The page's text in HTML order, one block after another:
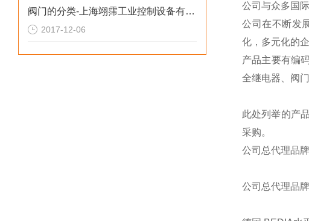
阀门的分类-上海翊霈工业控制设备有限公司
2017-12-06
公司与众多国
公司在不断发
化，多元化的
产品主要有编
全继电器、阀
此处列举的产
采购。
公司总代理品
公司总代理品